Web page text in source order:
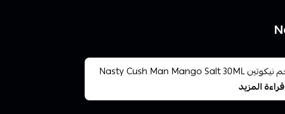
🥭 ناستي كاش مان مانجو سولت 30 مل – 35/50 ملجم نيكوتين Nasty Cush Man Mango Salt 30ML
قراءة المزيد